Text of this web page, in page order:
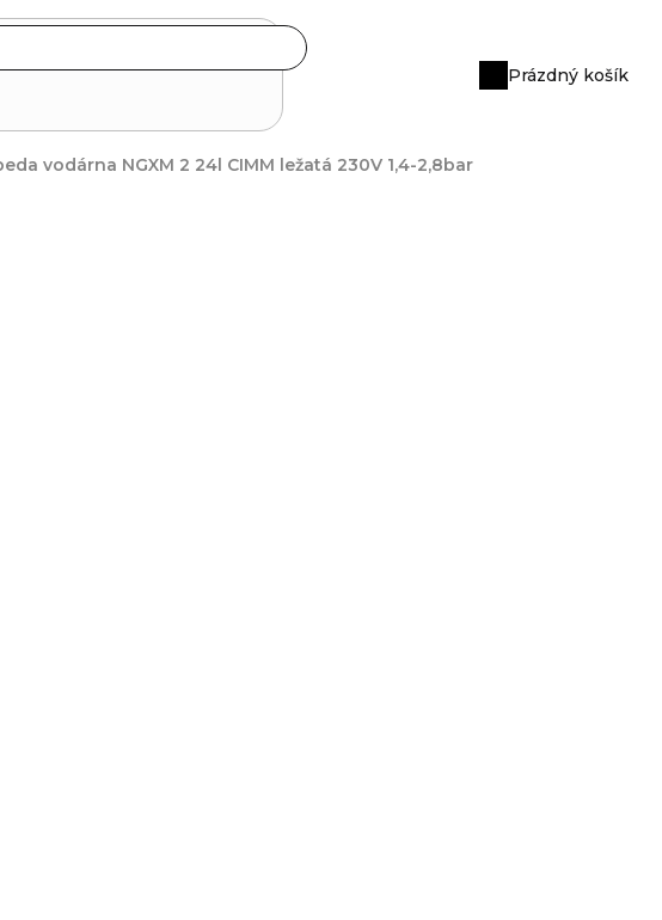
Nákupní
Prázdný košík
vodárna NGXM 2 24l CIMM ležatá 230V 1,4-2,8bar